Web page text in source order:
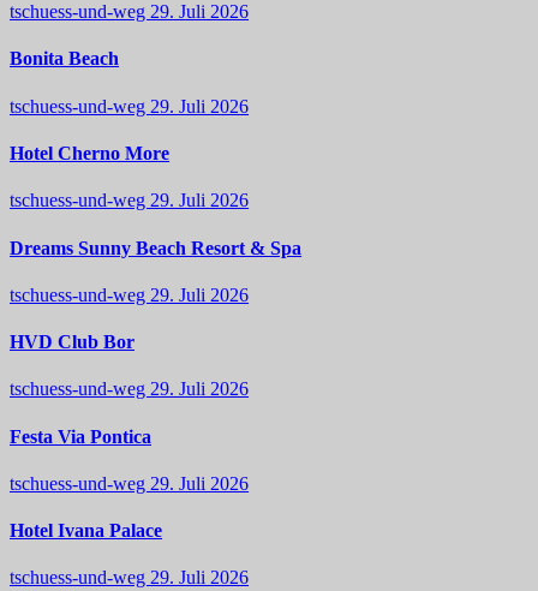
tschuess-und-weg 29. Juli 2026
Bonita Beach
tschuess-und-weg 29. Juli 2026
Hotel Cherno More
tschuess-und-weg 29. Juli 2026
Dreams Sunny Beach Resort & Spa
tschuess-und-weg 29. Juli 2026
HVD Club Bor
tschuess-und-weg 29. Juli 2026
Festa Via Pontica
tschuess-und-weg 29. Juli 2026
Hotel Ivana Palace
tschuess-und-weg 29. Juli 2026